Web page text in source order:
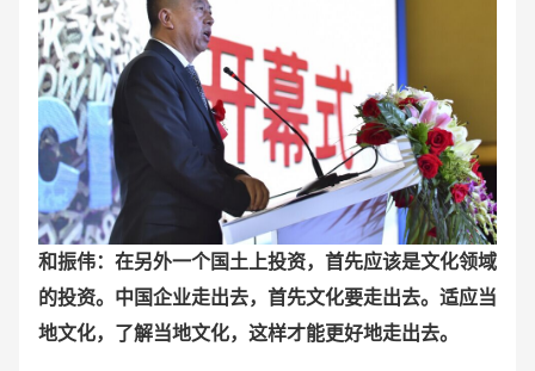
和振伟：在另外一个国土上投资，首先应该是文化领域
的投资。中国企业走出去，首先文化要走出去。适应当
地文化，了解当地文化，这样才能更好地走出去。